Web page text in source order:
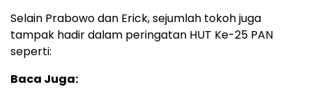
Selain Prabowo dan Erick, sejumlah tokoh juga
tampak hadir dalam peringatan HUT Ke-25 PAN
seperti:
Baca Juga: